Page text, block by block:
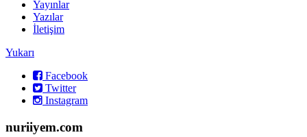
Yayınlar
Yazılar
İletişim
Yukarı
Facebook
Twitter
Instagram
nuriiyem.com